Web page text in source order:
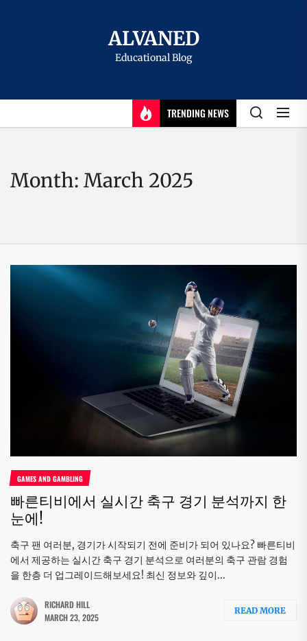
ALVANED
Educational Blog
TRENDING NEWS
Month: March 2025
GAMES AND GAMBLING
빠른티비에서 실시간 축구 경기 분석까지 한
눈에!
축구 팬 여러분, 경기가 시작되기 전에 준비가 되어 있나요? 빠른티비
에서 제공하는 실시간 축구 경기 분석으로 여러분의 축구 관람 경험
을 한층 더 업그레이드해보세요! 최신 정보와 깊이...
RICHARD HILL
MARCH 23, 2025
READ MORE